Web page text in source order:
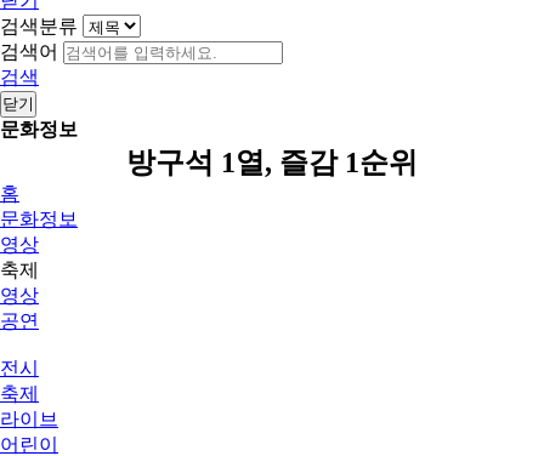
검색분류
검색어
검색
닫기
문화정보
방구석 1열, 즐감 1순위
홈
문화정보
영상
축제
영상
공연
전시
축제
라이브
어린이